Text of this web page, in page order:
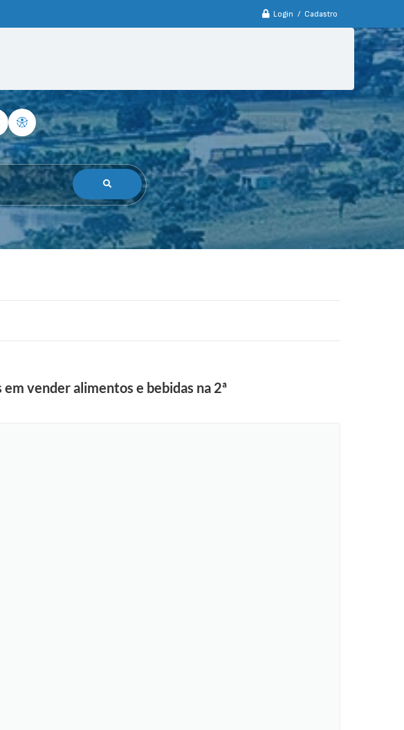
Login / Cadastro
vender alimentos e bebidas na 2ª